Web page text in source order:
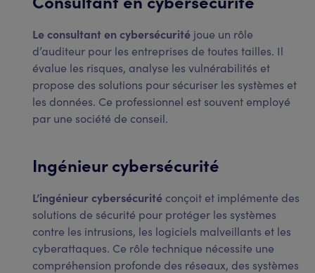
Le consultant en cybersécurité joue un rôle
d’auditeur pour les entreprises de toutes tailles. Il
évalue les risques, analyse les vulnérabilités et
propose des solutions pour sécuriser les systèmes et
les données. Ce professionnel est souvent employé
par une société de conseil.
Ingénieur cybersécurité
L’ingénieur cybersécurité conçoit et implémente des
solutions de sécurité pour protéger les systèmes
contre les intrusions, les logiciels malveillants et les
cyberattaques. Ce rôle technique nécessite une
compréhension profonde des réseaux, des systèmes